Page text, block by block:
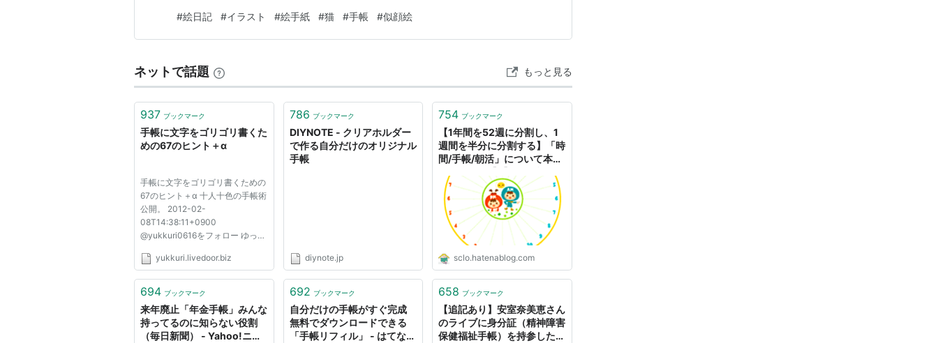
チャンネルで知り 直ぐに 次に 菅野完氏のチャンネルを訪れようとして…
#絵日記 #イラスト #絵手紙 #猫 #手帳 #似顔絵
ネットで話題 もっと見る
937 ブックマーク
手帳に文字をゴリゴリ書くた
めの67のヒント＋α
手帳に文字をゴリゴリ書くための
67のヒント＋α 十人十色の手帳術
公開。 2012-02-
08T14:38:11+0900
@yukkuri0616をフォロー ゆっく
ハック、しませんか？- ライフハ
ための67のヒント＋α Tweet 前
書き 「WEB2.0」という言葉が流
行ったと同時期くらいでしょう...
yukkuri.livedoor.biz
786 ブックマーク
DIYNOTE - クリアホルダー
で作る自分だけのオリジナル
手帳
diynote.jp
754 ブックマーク
【1年間を52週に分割し、1
週間を半分に分割する】「時
間/手帳/朝活」について本気
ら【1テーマの本を30冊読ん
で勉強するブログ】
sclo.hatenablog.com
694 ブックマーク
来年廃止「年金手帳」みんな
持ってるのに知らない役割
（毎日新聞） - Yahoo!ニュ
692 ブックマーク
自分だけの手帳がすぐ完成
無料でダウンロードできる
「手帳リフィル」 - はてなニ
658 ブックマーク
【追記あり】安室奈美恵さん
のライブに身分証（精神障害
保健福祉手帳）を持参したが